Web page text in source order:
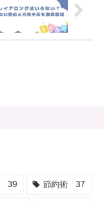
39 節約術 37